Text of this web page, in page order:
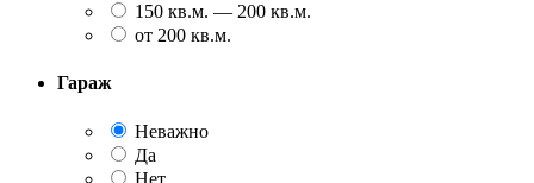
150 кв.м. — 200 кв.м.
от 200 кв.м.
Гараж
Неважно
Да
Нет